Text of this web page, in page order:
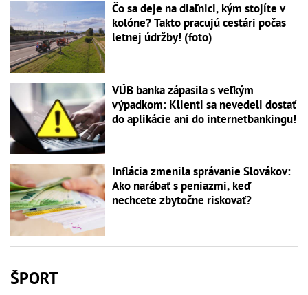
Čo sa deje na diaľnici, kým stojíte v
kolóne? Takto pracujú cestári počas
letnej údržby! (foto)
VÚB banka zápasila s veľkým
výpadkom: Klienti sa nevedeli dostať
do aplikácie ani do internetbankingu!
Inflácia zmenila správanie Slovákov:
Ako narábať s peniazmi, keď
nechcete zbytočne riskovať?
ŠPORT